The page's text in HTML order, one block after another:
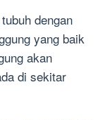
dengan
yang baik
akan
di sekitar